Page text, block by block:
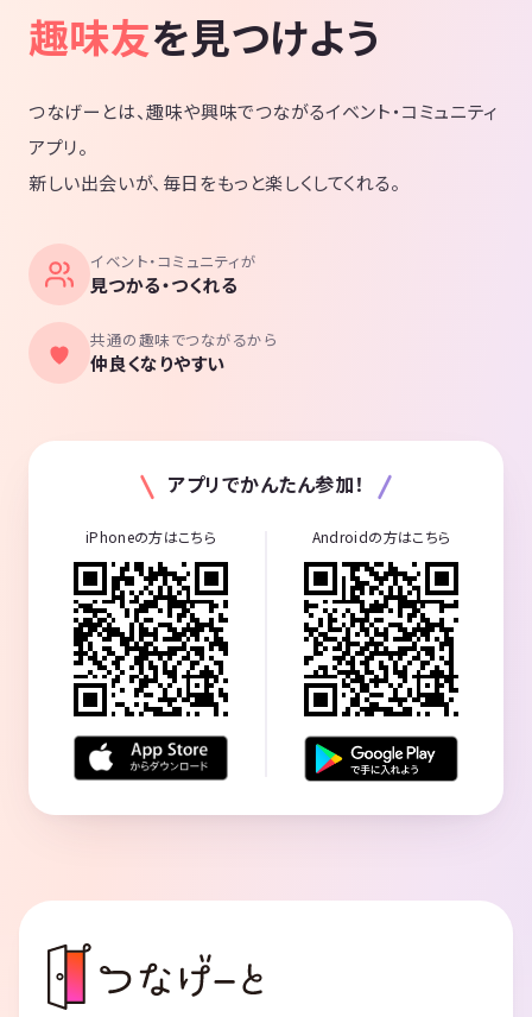
趣味友を見つけよう
つなげーとは、趣味や興味でつながるイベント・コミュニティ
アプリ。
新しい出会いが、毎日をもっと楽しくしてくれる。
イベント・コミュニティが
見つかる・つくれる
共通の趣味でつながるから
仲良くなりやすい
アプリでかんたん参加！
iPhoneの方はこちら Androidの方はこちら